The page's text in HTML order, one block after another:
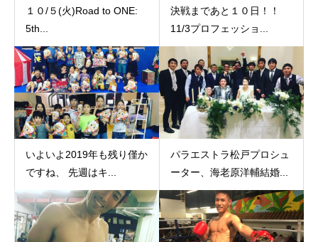
１０/５(火)Road to ONE:
5th...
決戦まであと１０日！！
11/3プロフェッショ...
いよいよ2019年も残り僅か
ですね、 先週はキ...
パラエストラ松戸プロシュ
ーター、海老原洋輔結婚...